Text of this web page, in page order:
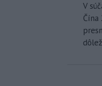
V
Čína